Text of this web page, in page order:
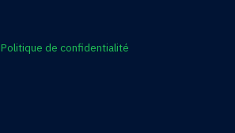
Politique de confidentialité